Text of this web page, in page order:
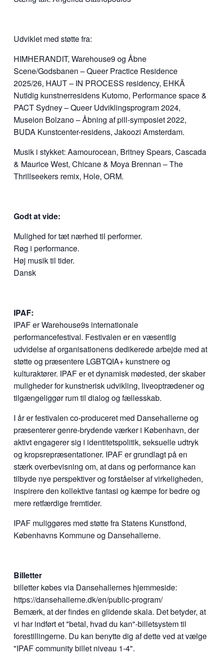
Udviklet med støtte fra:
HIMHERANDIT, Warehouse9 og Åbne
Scene/Godsbanen – Queer Practice Residence
2025/26, HAUT – IN PROCESS residency, EHKÄ
Nutidig kunstnerresidens Kutomo, Performance space &
PACT Sydney – Queer Udviklingsprogram 2024,
Museion Bolzano – Åbning af pill-symposiet 2022,
BUDA Kunstcenter-residens, Jakoozi Amsterdam.
Musik i stykket: Aamourocean, Britney Spears, Cascada
& Maurice West, Chicane & Moya Brennan – The
Thrillseekers remix, Hole, ORM.
Godt at vide:
Mulighed for tæt nærhed til performer.
Røg i performance.
Høj musik til tider.
Dansk
IPAF:
IPAF er Warehouse9s internationale
performancefestival. Festivalen er en væsentlig
udvidelse af organisationens dedikerede arbejde med at
støtte og præsentere LGBTQIA+ kunstnere og
kulturaktører. IPAF er et dynamisk mødested, der skaber
muligheder for kunstnerisk udvikling, liveoptrædener og
tilgængeliggør rum til dialog og fællesskab.
I år er festivalen co-produceret med Dansehallerne og
præsenterer genre-brydende værker i København, der
aktivt engagerer sig i identitetspolitik, seksuelle udtryk
og kropsrepræsentationer. IPAF er grundlagt på en
stærk overbevisning om, at dans og performance kan
tilbyde nye perspektiver og forståelser af virkeligheden,
inspirere den kollektive fantasi og kæmpe for bedre og
mere retfærdige fremtider.
IPAF muliggøres med støtte fra Statens Kunstfond,
Københavns Kommune og Dansehallerne.
Billetter
billetter købes via Dansehallernes hjemmeside:
https://dansehallerne.dk/en/public-program/
Bemærk, at der findes en glidende skala. Det betyder, at
vi har indført et "betal, hvad du kan"-billetsystem til
forestillingerne. Du kan benytte dig af dette ved at vælge
"IPAF community billet niveau 1-4".